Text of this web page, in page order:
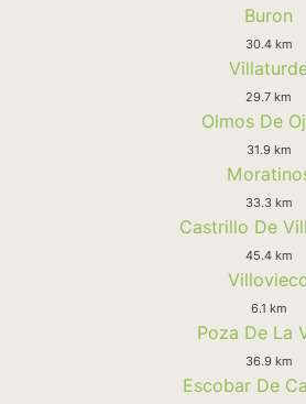
Buron
30.4 km
29.7 km
Olmos De
31.9 km
33.3 km
Castrillo De
45.4 km
6.1 km
Poza De La
36.9 km
Escobar De